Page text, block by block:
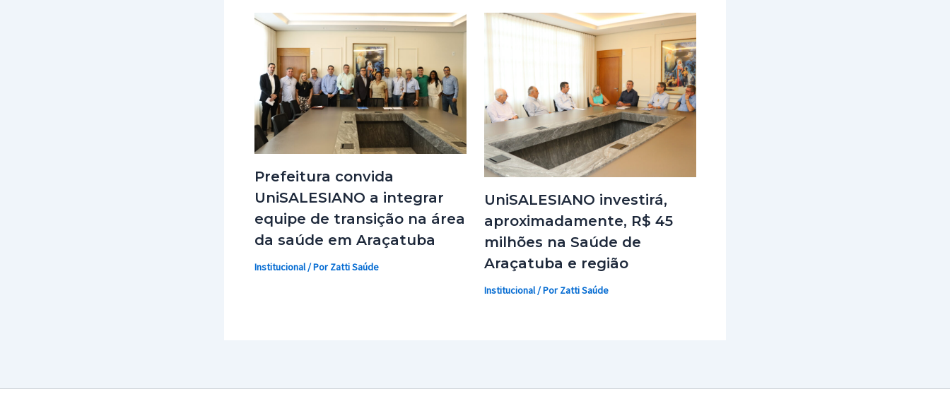
Prefeitura convida
UniSALESIANO a integrar
equipe de transição na área
da saúde em Araçatuba
Institucional/ PorZatti Saúde
UniSALESIANO investirá,
aproximadamente, R$ 45
milhões na Saúde de
Araçatuba e região
Institucional/ PorZatti Saúde